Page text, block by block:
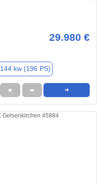
29.980 €
144 kw (196 PS)
★ ➦ ➜